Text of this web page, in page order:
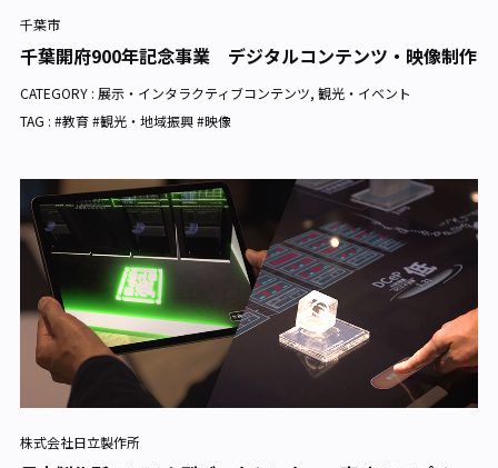
千葉市
千葉開府900年記念事業 デジタルコンテンツ・映像制作
CATEGORY : 展示・インタラクティブコンテンツ, 観光・イベント
TAG : #教育 #観光・地域振興 #映像
株式会社日立製作所